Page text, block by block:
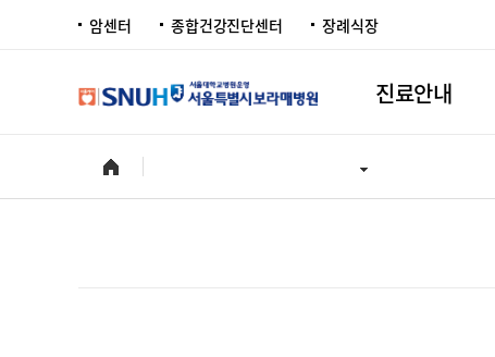
암센터 종합건강진단센터 장례식장
진료안내